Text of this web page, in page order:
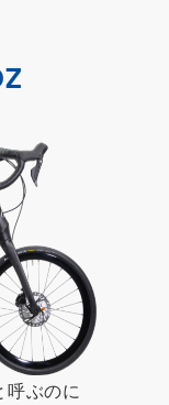
呼ぶのに